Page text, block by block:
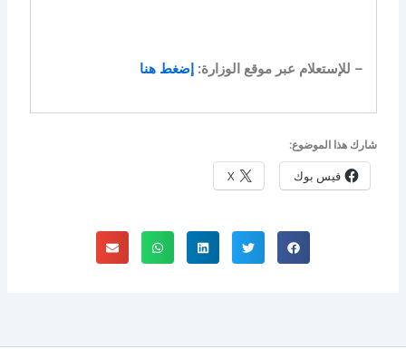
– للإستعلام عبر موقع الوزارة:إضغط هنا
شارك هذا الموضوع:
فيس بوك X